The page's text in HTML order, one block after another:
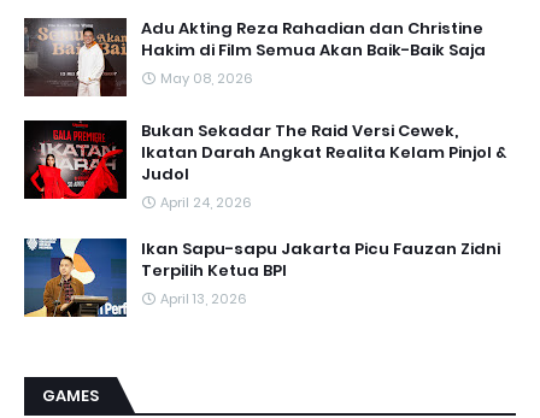
Adu Akting Reza Rahadian dan Christine
Hakim di Film Semua Akan Baik-Baik Saja
May 08, 2026
Bukan Sekadar The Raid Versi Cewek,
Ikatan Darah Angkat Realita Kelam Pinjol &
Judol
April 24, 2026
Ikan Sapu-sapu Jakarta Picu Fauzan Zidni
Terpilih Ketua BPI
April 13, 2026
GAMES